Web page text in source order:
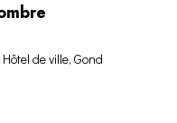
de ville, Gond